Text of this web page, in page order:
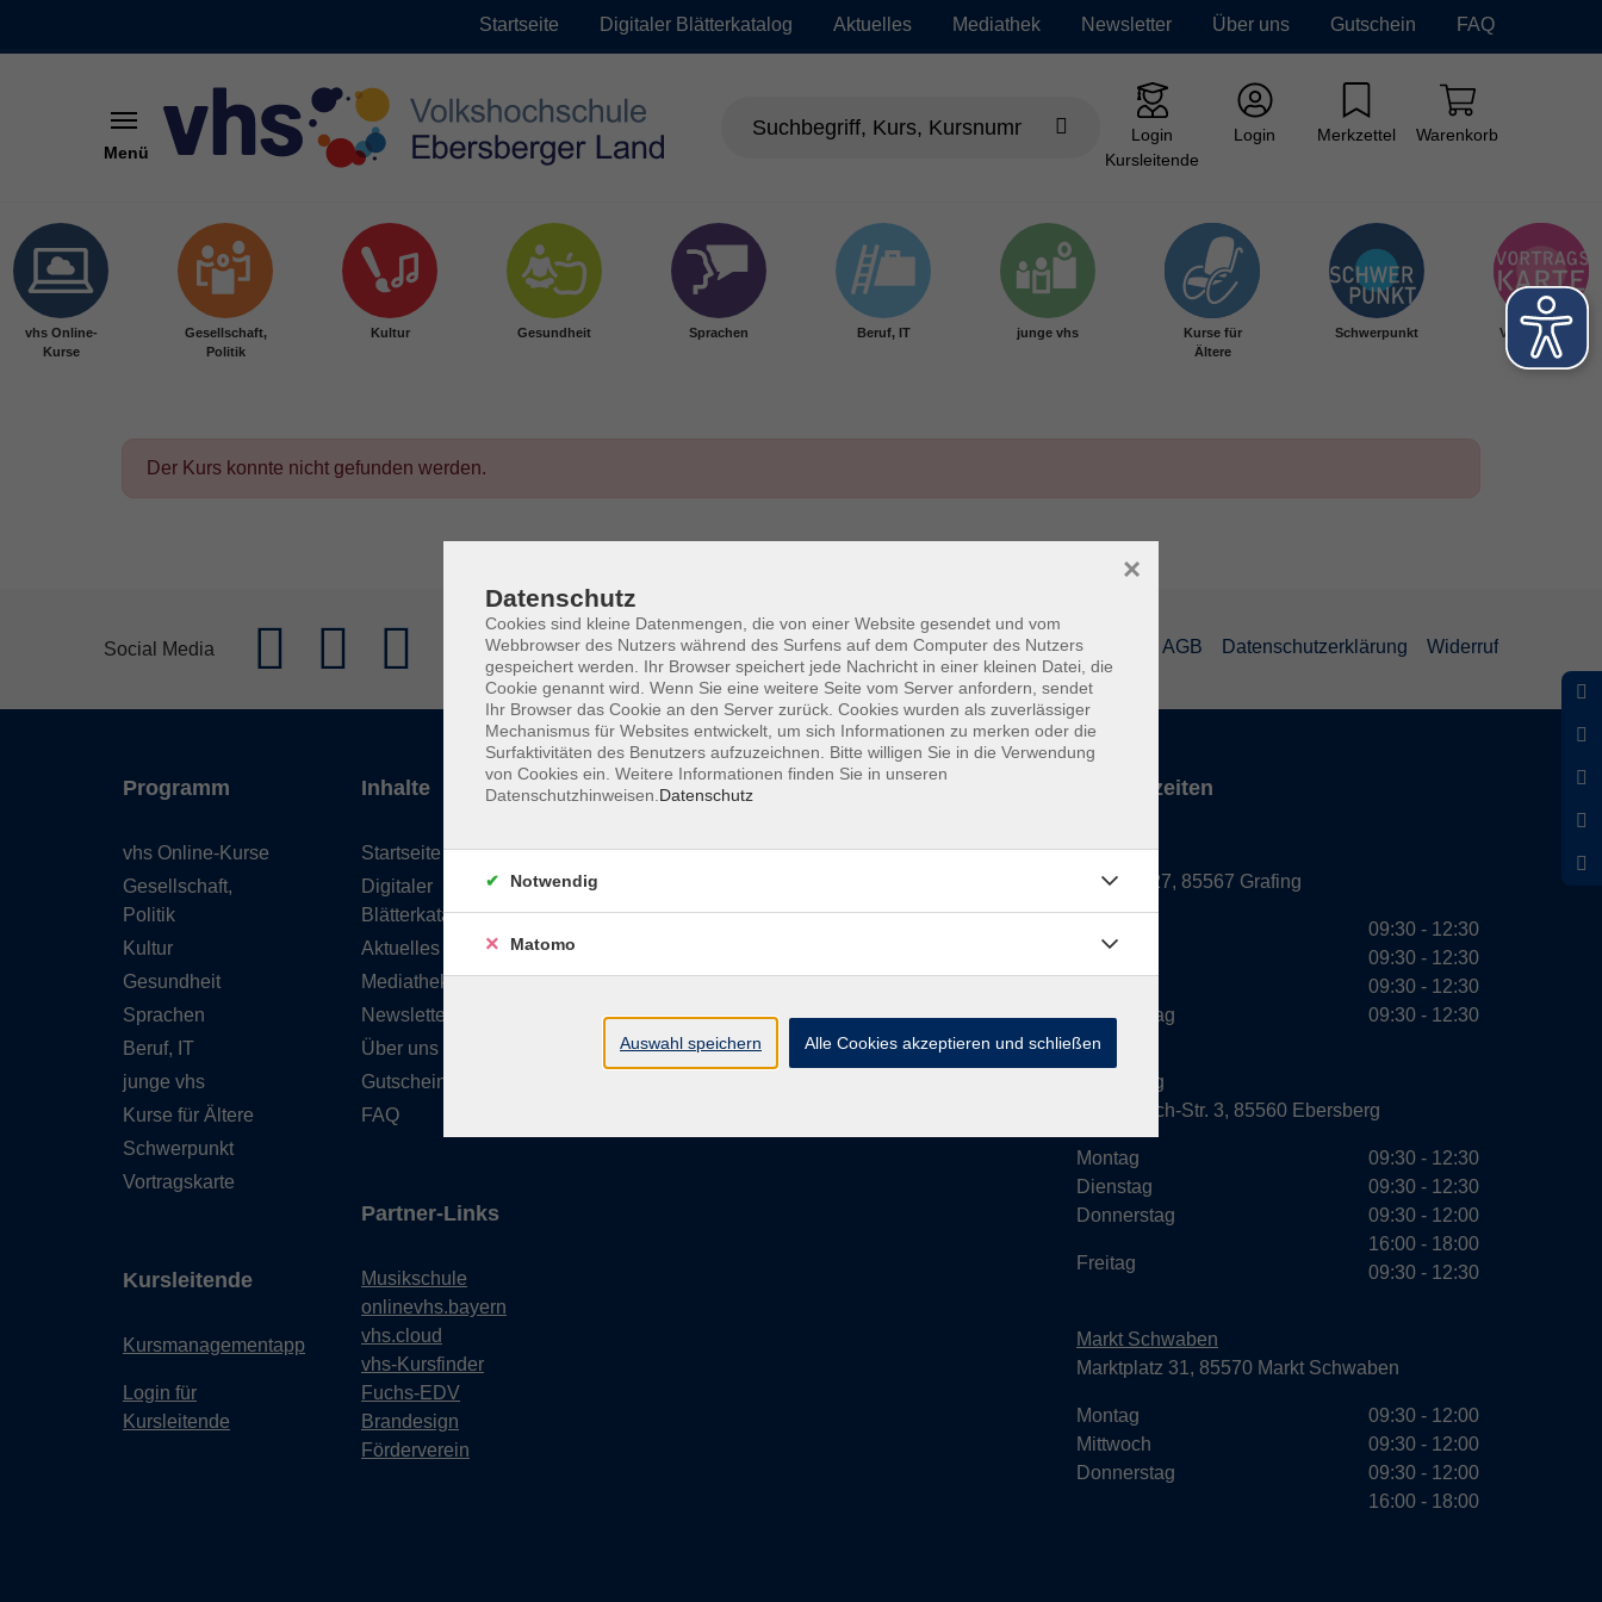
Startseite Digitaler Blätterkatalog Aktuelles Mediathek Newsletter Über uns Gutschein FAQ
Menü
Login
Kursleitende
Login Merkzettel Warenkorb
vhs Online-
Kurse
Gesellschaft,
Politik
Kultur Gesundheit Sprachen Beruf, IT junge vhs
Kurse für
Ältere
Schwerpunkt Vortragskarte
Der Kurs konnte nicht gefunden werden.
Social Media Barrierefreiheit Lage & Routenplan Impressum AGB Datenschutzerklärung Widerruf
Programm
vhs Online-Kurse
Gesellschaft,
Politik
Kultur
Gesundheit
Sprachen
Beruf, IT
junge vhs
Kurse für Ältere
Schwerpunkt
Vortragskarte
Kursleitende
Kursmanagementapp
Login für
Kursleitende
Inhalte
Startseite
Digitaler
Blätterkatalog
Aktuelles
Mediathek
Newsletter
Über uns
Gutschein
FAQ
Partner-Links
Musikschule
onlinevhs.bayern
vhs.cloud
vhs-Kursfinder
Fuchs-EDV
Brandesign
Förderverein
Volkshochschule Ebersberger Land im
Servicezeiten
Grafing
Griesstr. 27, 85567 Grafing
Donnerstag
09:30 - 12:30
09:30 - 12:30
09:30 - 12:30
09:30 - 12:30
Ebersberg
Dr.-Wintrich-Str. 3, 85560 Ebersberg
Montag
Dienstag
Donnerstag
Freitag
09:30 - 12:30
09:30 - 12:30
09:30 - 12:00
16:00 - 18:00
09:30 - 12:30
Markt Schwaben
Marktplatz 31, 85570 Markt Schwaben
Montag
Mittwoch
Donnerstag
09:30 - 12:00
09:30 - 12:00
09:30 - 12:00
16:00 - 18:00
Datenschutz
Cookies sind kleine Datenmengen, die von einer Website gesendet und vom
Webbrowser des Nutzers während des Surfens auf dem Computer des Nutzers
gespeichert werden. Ihr Browser speichert jede Nachricht in einer kleinen Datei, die
Cookie genannt wird. Wenn Sie eine weitere Seite vom Server anfordern, sendet
Ihr Browser das Cookie an den Server zurück. Cookies wurden als zuverlässiger
Mechanismus für Websites entwickelt, um sich Informationen zu merken oder die
Surfaktivitäten des Benutzers aufzuzeichnen. Bitte willigen Sie in die Verwendung
von Cookies ein. Weitere Informationen finden Sie in unseren
Datenschutzhinweisen. Datenschutz
×
Notwendig
Matomo
Auswahl speichern Alle Cookies akzeptieren und schließen